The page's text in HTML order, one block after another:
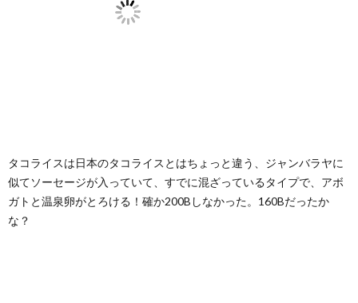
タコライスは日本のタコライスとはちょっと違う、ジャンバラヤに
似てソーセージが入っていて、すでに混ざっているタイプで、アボ
ガトと温泉卵がとろける！確か200Bしなかった。160Bだったか
な？